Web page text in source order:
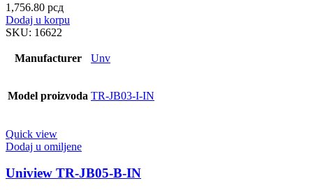
1,756.80 рсд
Dodaj u korpu
SKU: 16622
Manufacturer Unv
Model proizvoda TR-JB03-I-IN
Quick view
Dodaj u omiljene
Uniview TR-JB05-B-IN